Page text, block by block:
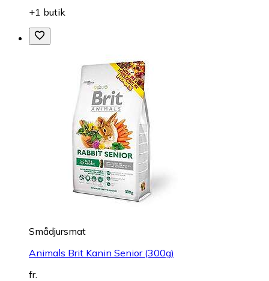
+1 butik
Smådjursmat
Animals Brit Kanin Senior (300g)
fr.